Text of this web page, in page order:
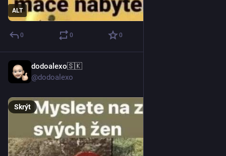
ALT
0 0 0
dodoalexo🇸🇰
@dodoalexo
Skrýt